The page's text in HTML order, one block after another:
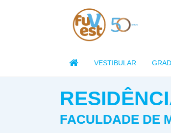
 VESTIBULAR
FACULDADE DE